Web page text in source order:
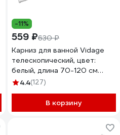
-11%
559 ₽630 ₽
Карниз для ванной Vidage
телескопический, цвет:
белый, длина 70-120 см
1305010
4.4(127)
В корзину